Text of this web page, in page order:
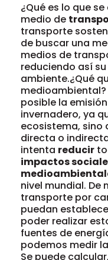
¿Qué es lo que
medio de
transporte
de buscar una
medios de
reduciendo así
ambiente.¿Qué
posible la
invernadero, ya
ecosistema, sino
directa o
intenta reducir
impactos
nivel mundial. De
transporte por
puedan
poder realizar
fuentes de
podemos medir
Se puede